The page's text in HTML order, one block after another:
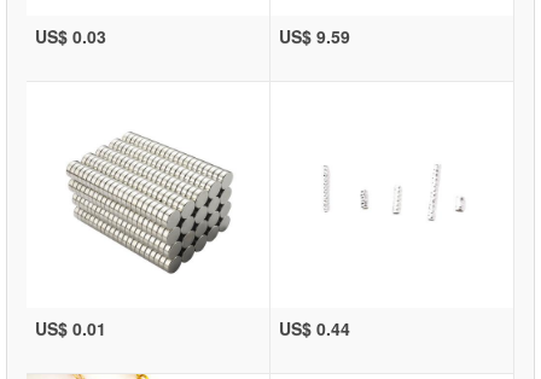
US$ 0.03 US$ 9.59
US$ 0.01 US$ 0.44